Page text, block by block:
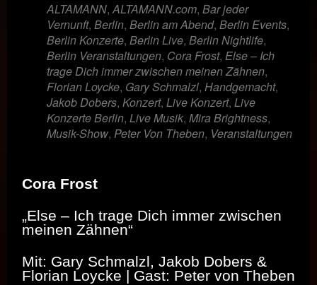
ALTAMANN,ALTAMANN.com, Bar jeder
Vernunft, Berlin, Berlin am Abend, Berlin Events,
Berlin Konzerte, Berlin Live, Berlin Nightlife,
Berlin Veranstaltungen, Cora Frost, Else – Ich
trage Dich immer zwischen meinen Zähnen,
Florian Loycke, Gary Schmalzl, Handgemacht,
Jakob Dobers, Konzert, Live Konzert, Live
Konzerte Berlin, Live Musik, Mira Brightness,
Musik-Show, Peter Von Theben, Veranstaltungen
Cora Frost
„Else – Ich trage Dich immer zwischen
meinen Zähnen“
Mit: Gary Schmalzl, Jakob Dobers &
Florian Loycke | Gast: Peter von Theben